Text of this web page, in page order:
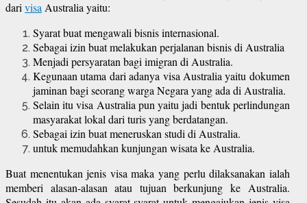
dari visa Australia yaitu:
Syarat buat mengawali bisnis internasional.
Sebagai izin buat melakukan perjalanan bisnis di Australia
Menjadi persyaratan bagi imigran di Australia.
Kegunaan utama dari adanya visa Australia yaitu dokumen
jaminan bagi seorang warga Negara yang ada di Australia.
Selain itu visa Australia pun yaitu jadi bentuk perlindungan
masyarakat lokal dari turis yang berdatangan.
Sebagai izin buat meneruskan studi di Australia.
untuk memudahkan kunjungan wisata ke Australia.
Buat menentukan jenis visa maka yang perlu dilaksanakan ialah
memberi alasan-alasan atau tujuan berkunjung ke Australia.